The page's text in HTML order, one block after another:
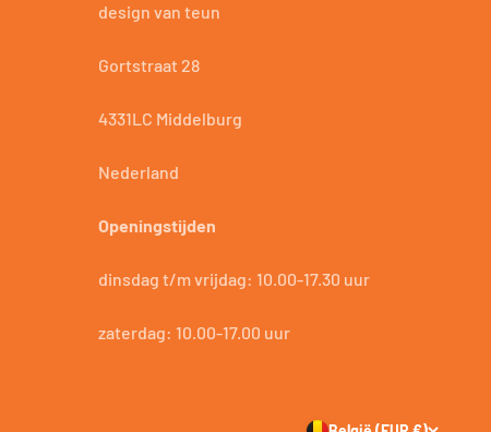
design van teun
Gortstraat 28
4331LC Middelburg
Nederland
Openingstijden
dinsdag t/m vrijdag: 10.00-17.30 uur
zaterdag: 10.00-17.00 uur